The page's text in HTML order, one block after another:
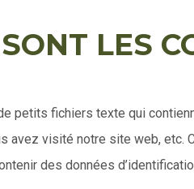
LES
petits fichiers texte qui
avez visité notre site web,
des données